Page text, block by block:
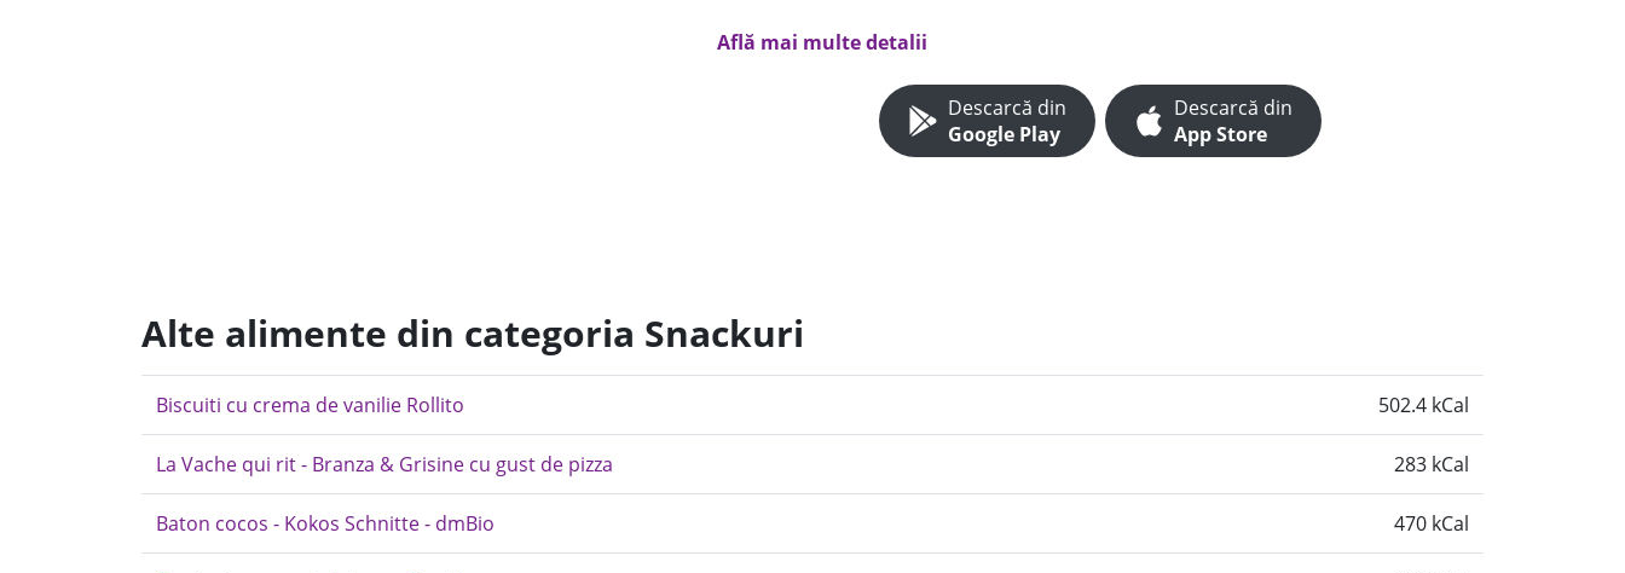
Află mai multe detalii
Descarcă din
Google Play
Descarcă din
App Store
Alte alimente din categoria Snackuri
Biscuiti cu crema de vanilie Rollito 502.4 kCal
La Vache qui rit - Branza & Grisine cu gust de pizza 283 kCal
Baton cocos - Kokos Schnitte - dmBio 470 kCal